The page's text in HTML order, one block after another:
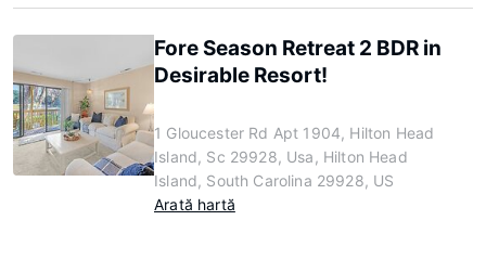
Fore Season Retreat 2 BDR in
Desirable Resort!
1 Gloucester Rd Apt 1904, Hilton Head
Island, Sc 29928, Usa, Hilton Head
Island, South Carolina 29928, US
Arată hartă